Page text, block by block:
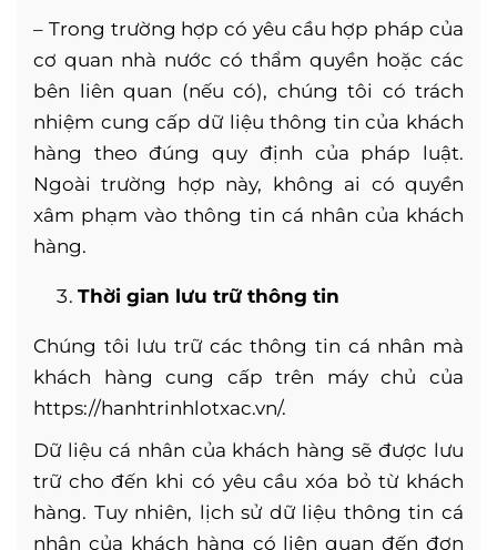
– Trong trường hợp có yêu cầu hợp pháp của
cơ quan nhà nước có thẩm quyền hoặc các
bên liên quan (nếu có), chúng tôi có trách
nhiệm cung cấp dữ liệu thông tin của khách
hàng theo đúng quy định của pháp luật.
Ngoài trường hợp này, không ai có quyền
xâm phạm vào thông tin cá nhân của khách
hàng.
Thời gian lưu trữ thông tin
Chúng tôi lưu trữ các thông tin cá nhân mà
khách hàng cung cấp trên máy chủ của
https://hanhtrinhlotxac.vn/.
Dữ liệu cá nhân của khách hàng sẽ được lưu
trữ cho đến khi có yêu cầu xóa bỏ từ khách
hàng. Tuy nhiên, lịch sử dữ liệu thông tin cá
nhân của khách hàng có liên quan đến đơn